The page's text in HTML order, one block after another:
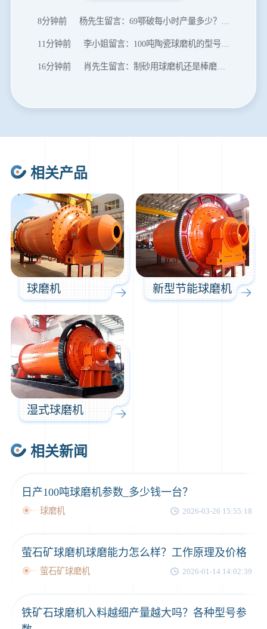
8分钟前 杨先生留言：69鄂破每小时产量多少？参数和工作视频。
11分钟前 李小姐留言：100吨陶瓷球磨机的型号和参数？
16分钟前 肖先生留言：制砂用球磨机还是棒磨机？每小时100吨价格。
24分钟前 朱先生留言：制砂机3000吨一套多少钱？
1分钟前 谢先生留言：球磨机多少钱一台？提供型号和参数。
2分钟前 王先生留言：建一条石料破碎生产线，规模300吨/小时，提供设备选型和报价。
5分钟前 陈先生留言：每小时100吨建筑垃圾粉碎机？推荐用什么型号？
相关产品
球磨机 新型节能球磨机
湿式球磨机
相关新闻
日产100吨球磨机参数_多少钱一台？
球磨机 2026-03-26 15:55:18
萤石矿球磨机球磨能力怎么样？工作原理及价格
萤石矿球磨机 2026-01-14 14:02:39
铁矿石球磨机入料越细产量越大吗？各种型号参